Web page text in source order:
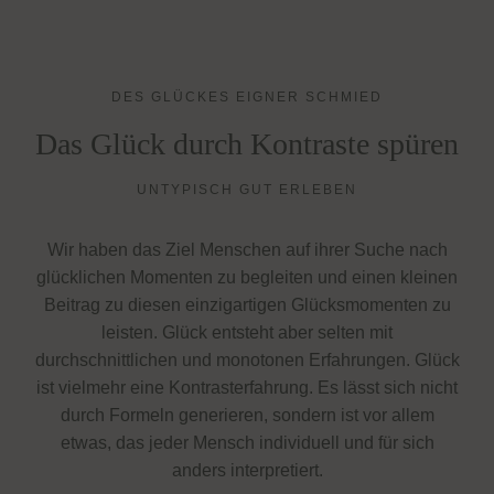
DES GLÜCKES EIGNER SCHMIED
Das Glück durch Kontraste spüren
UNTYPISCH GUT ERLEBEN
Wir haben das Ziel Menschen auf ihrer Suche nach
glücklichen Momenten zu begleiten und einen kleinen
Beitrag zu diesen einzigartigen Glücksmomenten zu
leisten. Glück entsteht aber selten mit
durchschnittlichen und monotonen Erfahrungen. Glück
ist vielmehr eine Kontrasterfahrung. Es lässt sich nicht
durch Formeln generieren, sondern ist vor allem
etwas, das jeder Mensch individuell und für sich
anders interpretiert.